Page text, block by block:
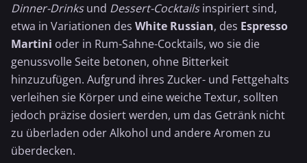
Dinner-Drinksund Dessert-Cocktailsinspiriert sind,
etwa in Variationen des White Russian, des Espresso
Martini oder in Rum-Sahne-Cocktails, wo sie die
genussvolle Seite betonen, ohne Bitterkeit
hinzuzufügen. Aufgrund ihres Zucker- und Fettgehalts
verleihen sie Körper und eine weiche Textur, sollten
jedoch präzise dosiert werden, um das Getränk nicht
zu überladen oder Alkohol und andere Aromen zu
überdecken.